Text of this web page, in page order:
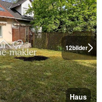
12bilder
Haus